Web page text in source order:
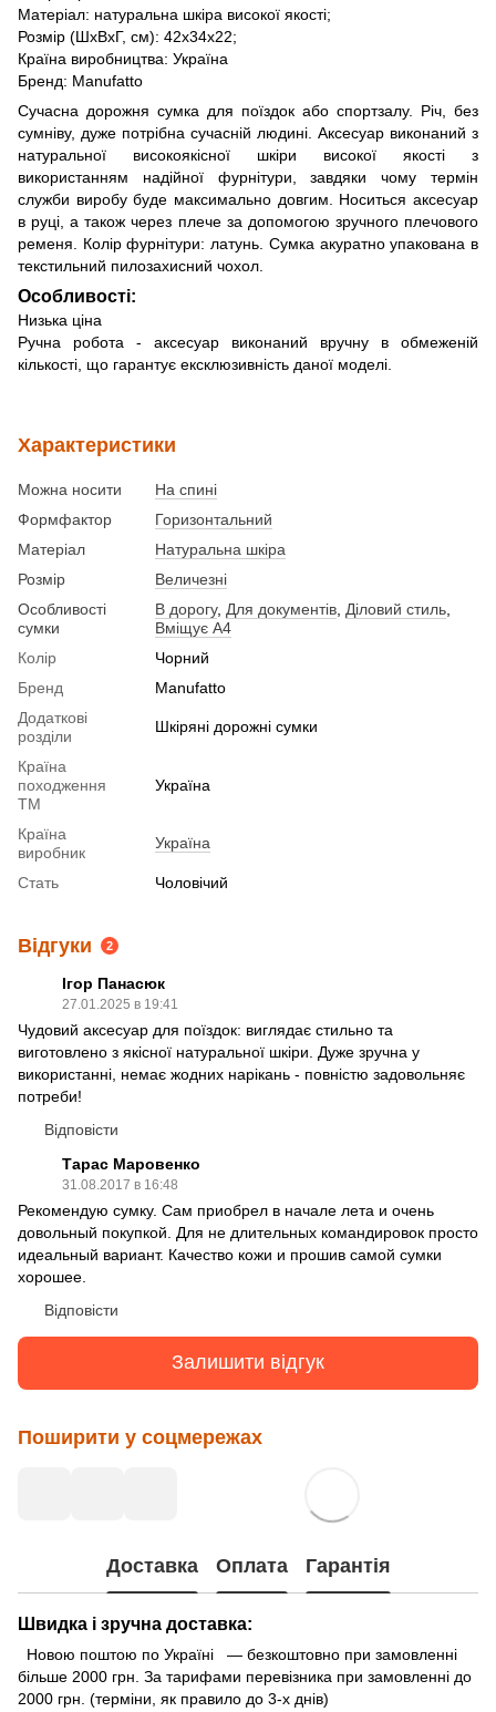
Матеріал: натуральна шкіра високої якості;
Розмір (ШхВхГ, см): 42х34х22;
Країна виробництва: Україна
Бренд: Manufatto
Сучасна дорожня сумка для поїздок або спортзалу. Річ, без
сумніву, дуже потрібна сучасній людині. Аксесуар виконаний з
натуральної високоякісної шкіри високої якості з
використанням надійної фурнітури, завдяки чому термін
служби виробу буде максимально довгим. Носиться аксесуар
в руці, а також через плече за допомогою зручного плечового
ременя. Колір фурнітури: латунь. Сумка акуратно упакована в
текстильний пилозахисний чохол.
Особливості:
Низька ціна
Ручна робота - аксесуар виконаний вручну в обмеженій
кількості, що гарантує ексклюзивність даної моделі.
Характеристики
Можна носити
На спині
Формфактор
Горизонтальний
Матеріал
Натуральна шкіра
Розмір
Величезні
Особливості
сумки
В дорогу, Для документів Діловий стиль
Вміщує А4
Колір
Чорний
Бренд
Manufatto
Додаткові
розділи
Шкіряні дорожні сумки
Країна
походження
ТМ
Україна
Країна
виробник
Україна
Стать Чоловічий
Відгуки 2
Ігор Панасюк
27.01.2025 в 19:41
Чудовий аксесуар для поїздок: виглядає стильно та
виготовлено з якісної натуральної шкіри. Дуже зручна у
використанні, немає жодних нарікань - повністю задовольняє
потреби!
Відповісти
Тарас Маровенко
31.08.2017 в 16:48
Рекомендую сумку. Сам приобрел в начале лета и очень
довольный покупкой. Для не длительных командировок просто
идеальный вариант. Качество кожи и прошив самой сумки
хорошее.
Відповісти
Залишити відгук
Поширити у соцмережах
Доставка Оплата Гарантія
Швидка і зручна доставка:
Новою поштою по Україні — безкоштовно при замовленні
більше 2000 грн. За тарифами перевізника при замовленні до
2000 грн. (терміни, як правило до 3-х днів)